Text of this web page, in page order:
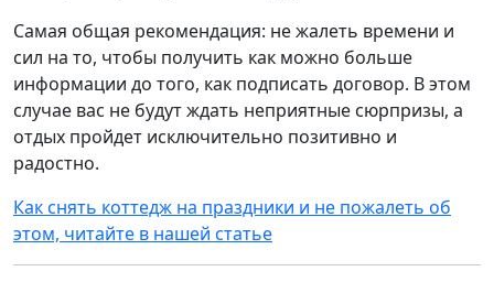
Самая общая рекомендация: не жалеть времени и
сил на то, чтобы получить как можно больше
информации до того, как подписать договор. В этом
случае вас не будут ждать неприятные сюрпризы, а
отдых пройдет исключительно позитивно и
радостно.
Как снять коттедж на праздники и не пожалеть об
этом, читайте в нашей статье